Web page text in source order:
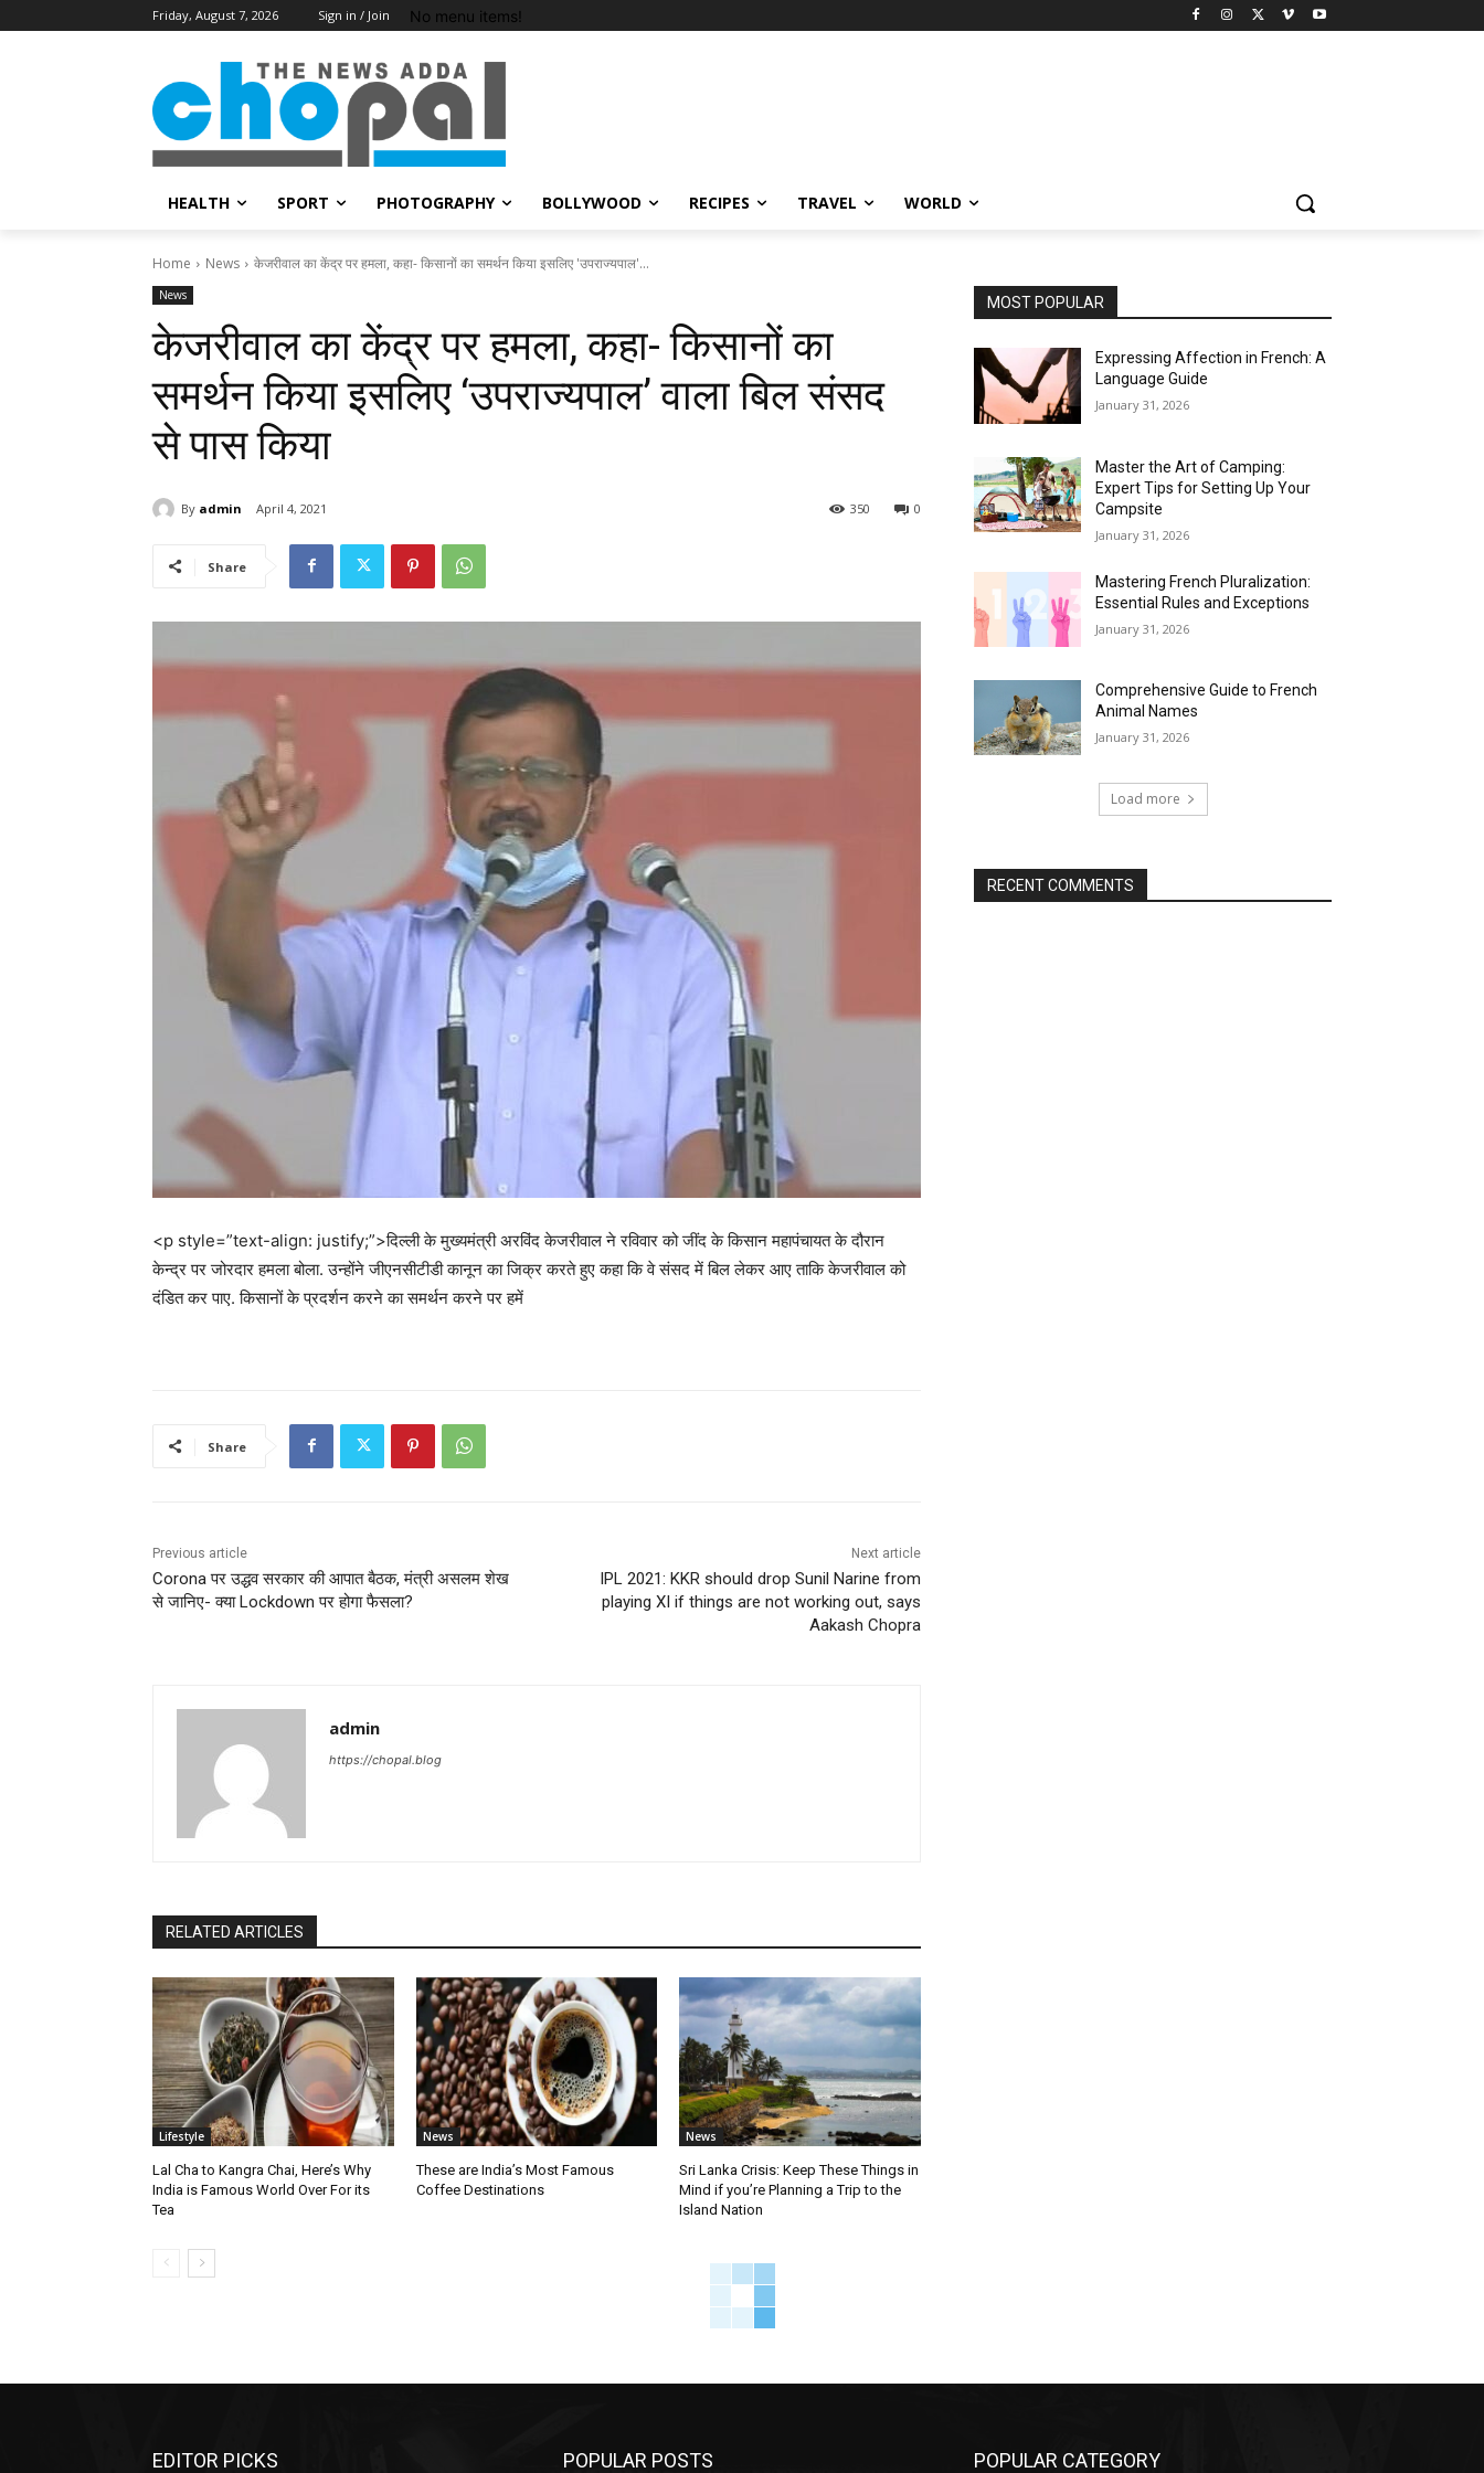
Friday, August 7, 2026 Sign in / Join No menu items!
HEALTH SPORT PHOTOGRAPHY BOLLYWOOD RECIPES TRAVEL WORLD
Home News केजरीवाल का केंद्र पर हमला, कहा- किसानों का समर्थन किया इसलिए 'उपराज्यपाल'...
News
केजरीवाल का केंद्र पर हमला, कहा- किसानों का
समर्थन किया इसलिए ‘उपराज्यपाल’ वाला बिल संसद
से पास किया
By admin April 4, 2021 0
350
Share
<p style=”text-align: justify;”>दिल्ली के मुख्यमंत्री अरविंद केजरीवाल ने रविवार को जींद के किसान महापंचायत के दौरान
केन्द्र पर जोरदार हमला बोला. उन्होंने जीएनसीटीडी कानून का जिक्र करते हुए कहा कि वे संसद में बिल लेकर आए ताकि केजरीवाल को
दंडित कर पाए. किसानों के प्रदर्शन करने का समर्थन करने पर हमें
Share
Previous article
Corona पर उद्धव सरकार की आपात बैठक, मंत्री असलम शेख
से जानिए- क्या Lockdown पर होगा फैसला?
Next article
IPL 2021: KKR should drop Sunil Narine from
playing XI if things are not working out, says
Aakash Chopra
admin
https://chopal.blog
RELATED ARTICLES
Lifestyle
Lal Cha to Kangra Chai, Here’s Why
India is Famous World Over For its
Tea
News
These are India’s Most Famous
Coffee Destinations
News
Sri Lanka Crisis: Keep These Things in
Mind if you’re Planning a Trip to the
Island Nation
MOST POPULAR
Expressing Affection in French: A
Language Guide
January 31, 2026
Master the Art of Camping:
Expert Tips for Setting Up Your
Campsite
January 31, 2026
Mastering French Pluralization:
Essential Rules and Exceptions
January 31, 2026
Comprehensive Guide to French
Animal Names
January 31, 2026
Load more
RECENT COMMENTS
EDITOR PICKS POPULAR POSTS POPULAR CATEGORY